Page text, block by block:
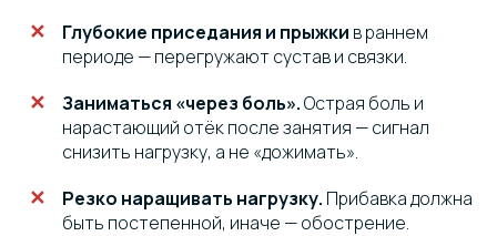
Глубокие приседания и прыжки в раннем
периоде — перегружают сустав и связки.
Заниматься «через боль».Острая боль и
нарастающий отёк после занятия — сигнал
снизить нагрузку, а не «дожимать».
Резко наращивать нагрузку. Прибавка должна
быть постепенной, иначе — обострение.